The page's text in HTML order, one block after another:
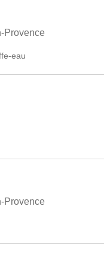
Provence
eau
Provence